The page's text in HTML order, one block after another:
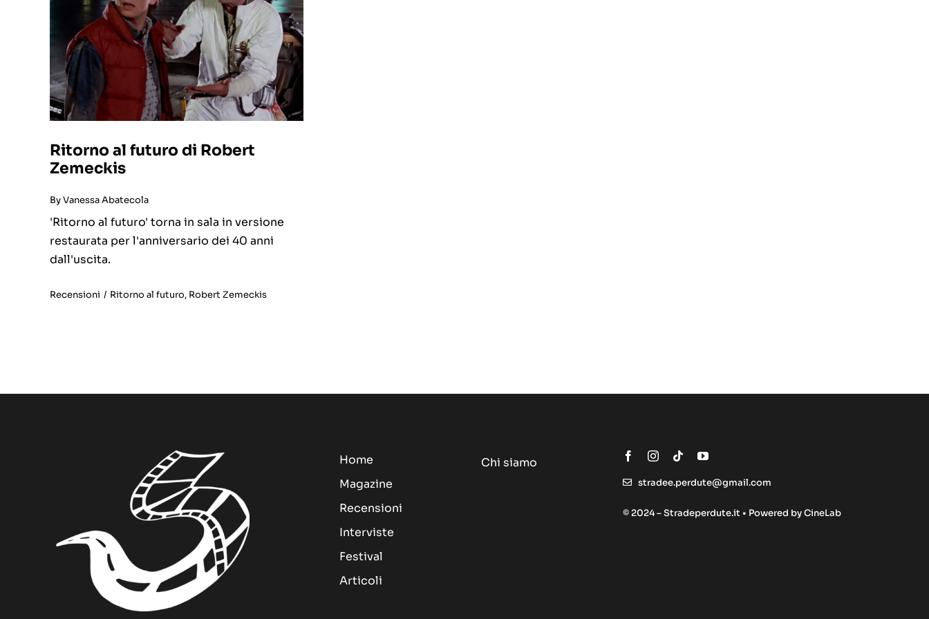
Ritorno al futuro di Robert
Zemeckis
ByVanessa Abatecola
'Ritorno al futuro' torna in sala in versione
restaurata per l'anniversario dei 40 anni
dall'uscita.
Recensioni / Ritorno al futuro, Robert Zemeckis
Home
Magazine
Recensioni
Interviste
Festival
Articoli
Chi siamo
stradee.perdute@gmail.com
© 2024 – Stradeperdute.it • Powered byCineLab